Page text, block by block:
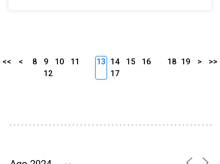
<< < 8 9 10
11
12
13 14 15
16
17
18 19 > >>